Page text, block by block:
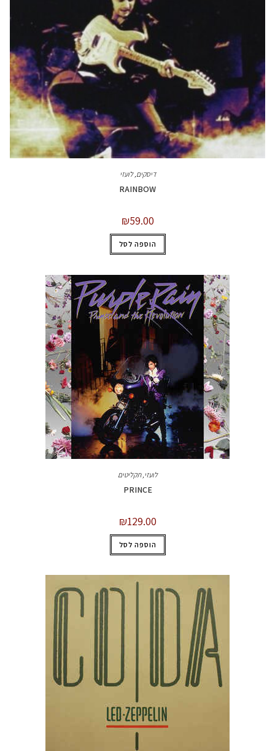
דיסקים,לועזי
RAINBOW
₪59.00
הוספה לסל
לועזי ,תקליטים
PRINCE
₪129.00
הוספה לסל